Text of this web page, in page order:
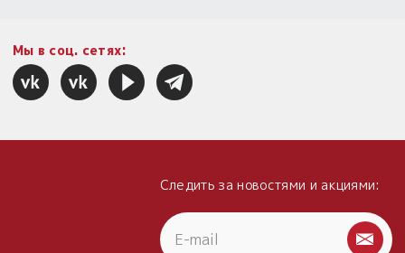
Мы в соц. сетях:
Следить за новостями и акциями: